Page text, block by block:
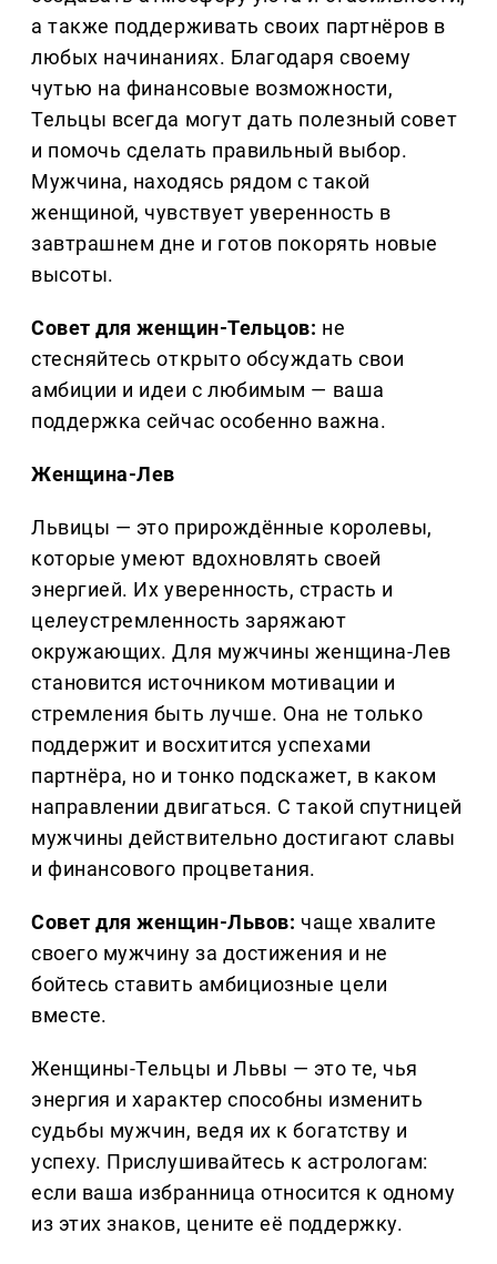
а также поддерживать своих партнёров в
любых начинаниях. Благодаря своему
чутью на финансовые возможности,
Тельцы всегда могут дать полезный совет
и помочь сделать правильный выбор.
Мужчина, находясь рядом с такой
женщиной, чувствует уверенность в
завтрашнем дне и готов покорять новые
высоты.
Совет для женщин-Тельцов: не
стесняйтесь открыто обсуждать свои
амбиции и идеи с любимым — ваша
поддержка сейчас особенно важна.
Женщина-Лев
Львицы — это прирождённые королевы,
которые умеют вдохновлять своей
энергией. Их уверенность, страсть и
целеустремленность заряжают
окружающих. Для мужчины женщина-Лев
становится источником мотивации и
стремления быть лучше. Она не только
поддержит и восхитится успехами
партнёра, но и тонко подскажет, в каком
направлении двигаться. С такой спутницей
мужчины действительно достигают славы
и финансового процветания.
Совет для женщин-Львов: чаще хвалите
своего мужчину за достижения и не
бойтесь ставить амбициозные цели
вместе.
Женщины-Тельцы и Львы — это те, чья
энергия и характер способны изменить
судьбы мужчин, ведя их к богатству и
успеху. Прислушивайтесь к астрологам:
если ваша избранница относится к одному
из этих знаков, цените её поддержку.